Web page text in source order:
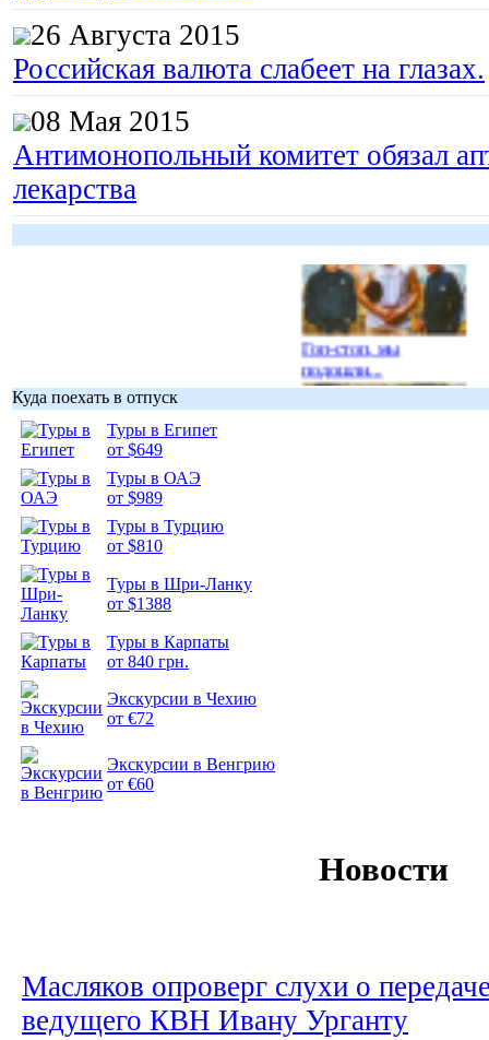
26 Августа 2015
Российская валюта слабеет на глазах.
08 Мая 2015
Антимонопольный комитет обязал
лекарства
Гоп-стоп, мы
подошли...
Куда поехать в отпуск
Туры в Египет
от $649
Туры в ОАЭ
от $989
Туры в Турцию
от $810
Туры в Шри-Ланку
от $1388
Туры в Карпаты
от 840 грн.
Экскурсии в Чехию
от €72
Экскурсии в Венгрию
от €60
Новости
Масляков опроверг слухи о
ведущего КВН Ивану Урганту